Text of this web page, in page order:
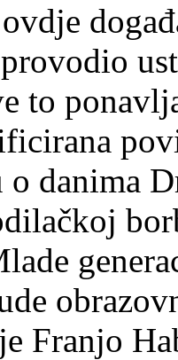
to
danima
Franjo